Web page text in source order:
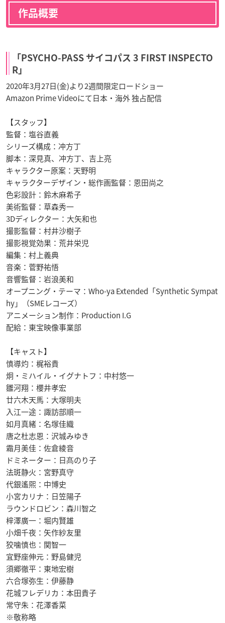
作品概要
「PSYCHO-PASS サイコパス 3 FIRST INSPECTO
R」
2020年3月27日(金)より2週間限定ロードショー
Amazon Prime Videoにて日本・海外 独占配信
【スタッフ】
監督：塩谷直義
シリーズ構成：冲方丁
脚本：深見真、冲方丁、吉上亮
キャラクター原案：天野明
キャラクターデザイン・総作画監督：恩田尚之
色彩設計：鈴木麻希子
美術監督：草森秀一
3Dディレクター：大矢和也
撮影監督：村井沙樹子
撮影視覚効果：荒井栄児
編集：村上義典
音楽：菅野祐悟
音響監督：岩浪美和
オープニング・テーマ：Who-ya Extended「Synthetic Sympat
hy」（SMEレコーズ）
アニメーション制作：Production I.G
配給：東宝映像事業部
【キャスト】
慎導灼：梶裕貴
炯・ミハイル・イグナトフ：中村悠一
雛河翔：櫻井孝宏
廿六木天馬：大塚明夫
入江一途：諏訪部順一
如月真緒：名塚佳織
唐之杜志恩：沢城みゆき
霜月美佳：佐倉綾音
ドミネーター：日髙のり子
法斑静火：宮野真守
代銀遙煕：中博史
小宮カリナ：日笠陽子
ラウンドロビン：森川智之
梓澤廣一：堀内賢雄
小畑千夜：矢作紗友里
狡噛慎也：関智一
宜野座伸元：野島健児
須郷徹平：東地宏樹
六合塚弥生：伊藤静
花城フレデリカ：本田貴子
常守朱：花澤香菜
※敬称略